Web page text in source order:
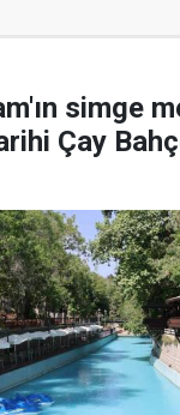
simge
Çay